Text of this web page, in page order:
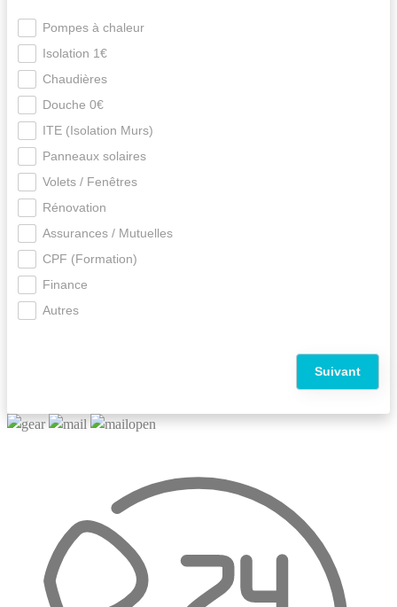
Pompes à chaleur
Isolation 1€
Chaudières
Douche 0€
ITE (Isolation Murs)
Panneaux solaires
Volets / Fenêtres
Rénovation
Assurances / Mutuelles
CPF (Formation)
Finance
Autres
Suivant